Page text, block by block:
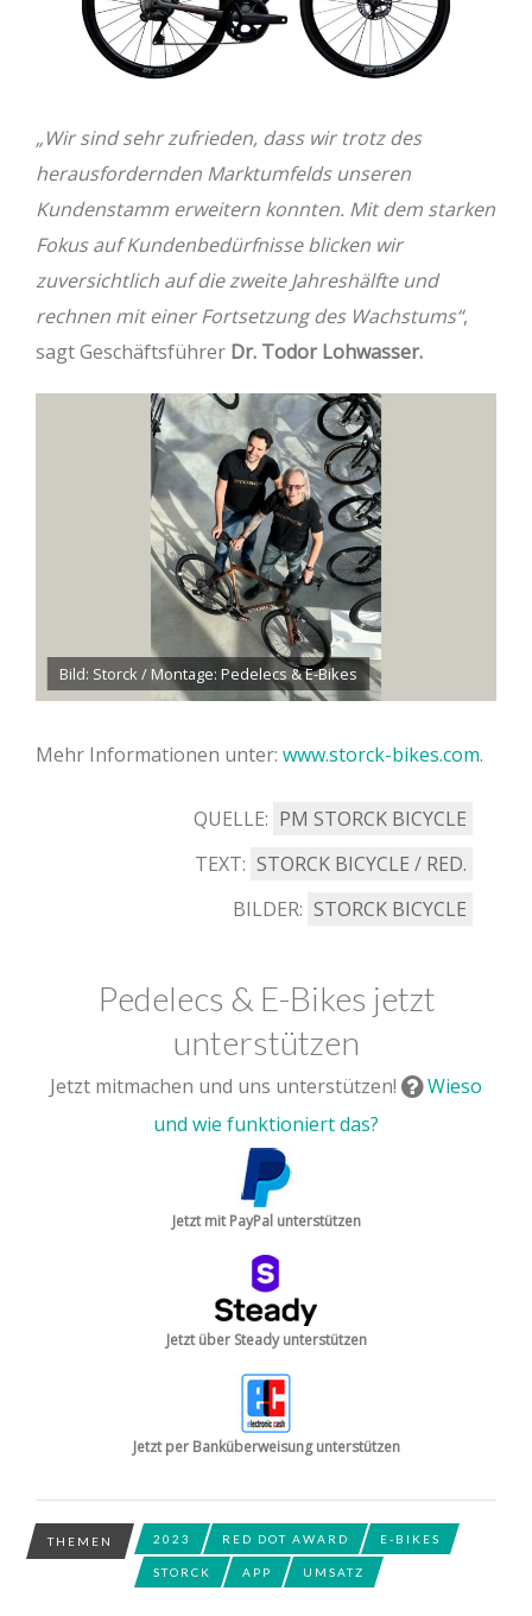
„Wir sind sehr zufrieden, dass wir trotz des
herausfordernden Marktumfelds unseren
Kundenstamm erweitern konnten. Mit dem starken
Fokus auf Kundenbedürfnisse blicken wir
zuversichtlich auf die zweite Jahreshälfte und
rechnen mit einer Fortsetzung des Wachstums“,
sagt Geschäftsführer Dr. Todor Lohwasser.
Bild: Storck / Montage: Pedelecs & E-Bikes
Mehr Informationen unter: www.storck-bikes.com.
QUELLE: PM STORCK BICYCLE
TEXT: STORCK BICYCLE / RED.
BILDER: STORCK BICYCLE
Pedelecs & E-Bikes jetzt
unterstützen
Jetzt mitmachen und uns unterstützen!
Wieso
und wie funktioniert das?
Jetzt mit PayPal unterstützen
Jetzt über Steady unterstützen
Jetzt per Banküberweisung unterstützen
THEMEN 2023 RED DOT AWARD E-BIKES
STORCK APP UMSATZ